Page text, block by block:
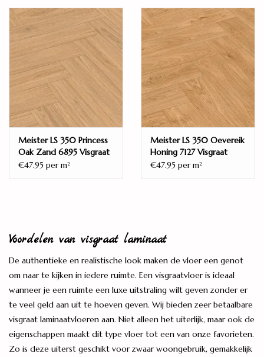
Meister LS 350 Princess
Oak Zand 6895 Visgraat
€47.95 per m2
Meister LS 350 Oevereik
Honing 7127 Visgraat
€47.95 per m2
Voordelen van visgraat laminaat
De authentieke en realistische look maken de vloer een genot
om naar te kijken in iedere ruimte. Een visgraatvloer is ideaal
wanneer je een ruimte een luxe uitstraling wilt geven zonder er
te veel geld aan uit te hoeven geven. Wij bieden zeer betaalbare
visgraat laminaatvloeren aan. Niet alleen het uiterlijk, maar ook de
eigenschappen maakt dit type vloer tot een van onze favorieten.
Zo is deze uiterst geschikt voor zwaar woongebruik, gemakkelijk